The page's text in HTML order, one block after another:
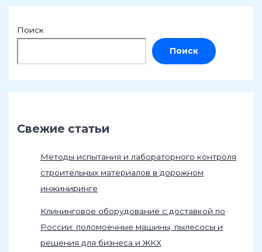
Поиск
Поиск
Свежие статьи
Методы испытания и лабораторного контроля
строительных материалов в дорожном
инжиниринге
Клининговое оборудование с доставкой по
России: поломоечные машины, пылесосы и
решения для бизнеса и ЖКХ